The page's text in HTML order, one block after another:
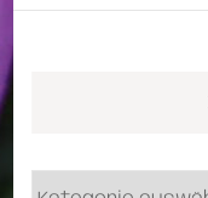
Kategorien